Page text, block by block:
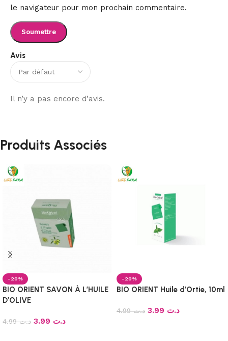
Avis
Il n’y a pas encore d’avis.
le navigateur pour mon prochain commentaire.
Produits Associés
-20%
BIO ORIENT SAVON À L’HUILE
D’OLIVE
د.ت4.99 د.ت
-20%
BIO ORIENT Huile d’Ortie, 10ml
د.ت4.99 د.ت